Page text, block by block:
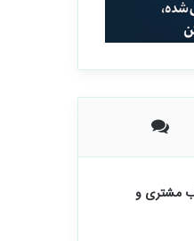
مشتری و